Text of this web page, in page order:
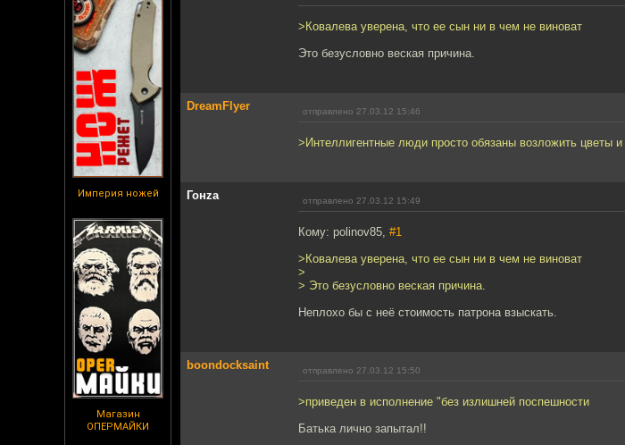
Империя ножей
Магазин
ОПЕРМАЙКИ
>Ковалева уверена, что ее сын ни в чем не виноват
Это безусловно веская причина.
DreamFlyer отправлено 27.03.12 15:46
>Интеллигентные люди просто обязаны возложить цветы
Гонzа отправлено 27.03.12 15:49
Кому: polinov85, #1
>Ковалева уверена, что ее сын ни в чем не виноват
>
> Это безусловно веская причина.
Неплохо бы с неё стоимость патрона взыскать.
boondocksaint отправлено 27.03.12 15:50
>приведен в исполнение "без излишней поспешности
Батька лично запытал!!